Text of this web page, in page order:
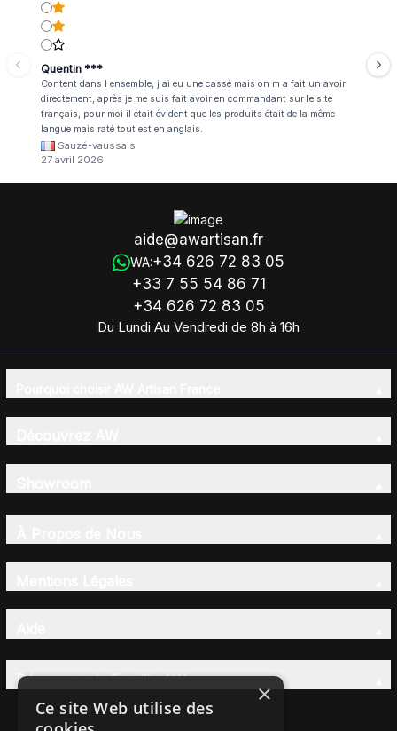
Quentin ***
Content dans l ensemble, j ai eu une cassé mais on m a fait un avoir
directement, après je me suis fait avoir en commandant sur le site
français, pour moi il était évident que les produits était de la même
langue mais raté tout est en anglais.
Sauzé-vaussais
27 avril 2026
aide@awartisan.fr
WA:+34 626 72 83 05
+33 7 55 54 86 71
+34 626 72 83 05
Du Lundi Au Vendredi de 8h à 16h
Découvrez la Famille AW
×
Ce site Web utilise des